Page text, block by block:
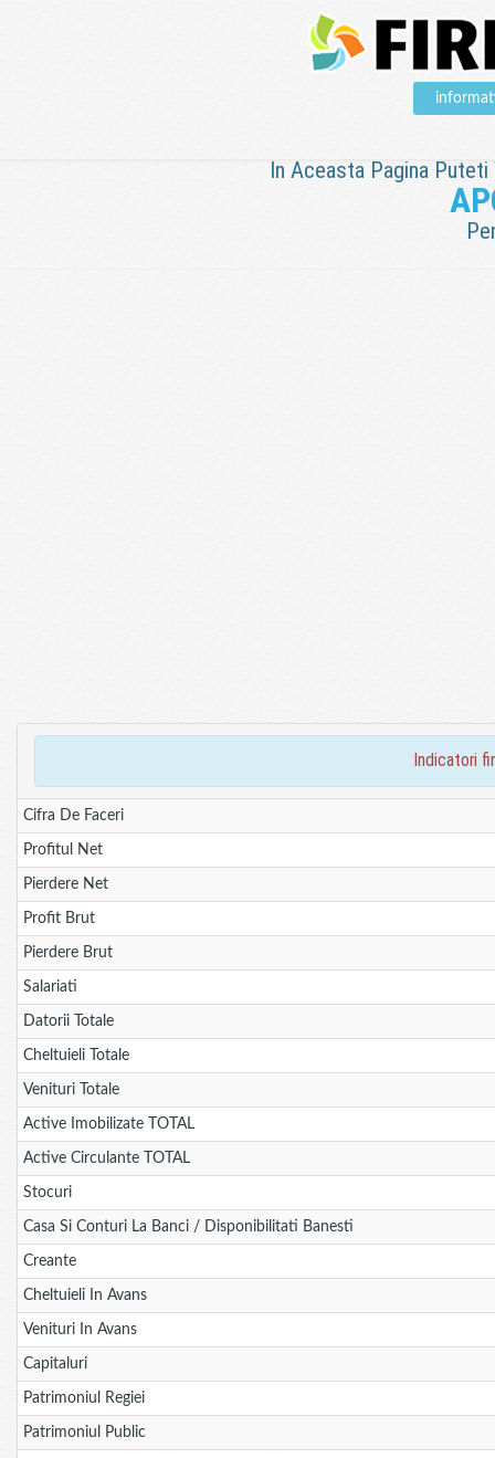
In Aceasta Pagina
indicatori
Cifra De Faceri
Profitul Net
Pierdere Net
Profit Brut
Pierdere Brut
Salariati
Datorii Totale
Cheltuieli Totale
Venituri Totale
Active Imobilizate TOTAL
Active Circulante TOTAL
Stocuri
Casa Si Conturi La Banci / Disponibilitati Banesti
Creante
Cheltuieli In Avans
Venituri In Avans
Capitaluri
Patrimoniul Regiei
Patrimoniul Public